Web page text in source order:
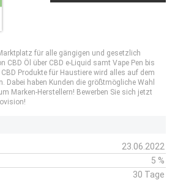
für alle gängigen und gesetzlich
CBD Öl über CBD e-Liquid samt Vape Pen bis
Produkte für Haustiere wird alles auf dem
Dabei haben Kunden die größtmögliche Wahl
Marken-Herstellern! Bewerben Sie sich jetzt
23.06.2022
5 %
30 Tage